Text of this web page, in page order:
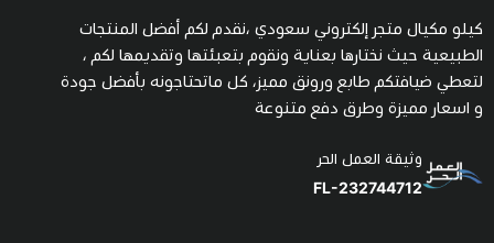
كيلو مكيال متجر إلكتروني سعودي ،نقدم لكم أفضل المنتجات
الطبيعية حيث نختارها بعناية ونقوم بتعبئتها وتقديمها لكم ،
لتعطي ضيافتكم طابع ورونق مميز، كل ماتحتاجونه بأفضل جودة
و اسعار مميزة وطرق دفع متنوعة
وثيقة العمل الحر
FL-232744712